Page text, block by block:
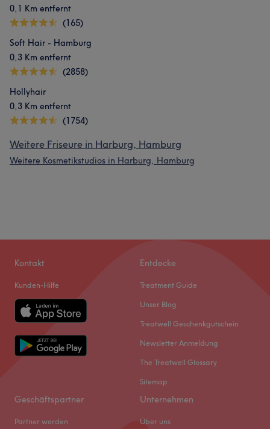
Was unsere Kunden über Hati sagen
Kompetent 12
Freundlich
Was unsere Kunden über Sandra sagen
0,1 Km entfernt
(165)
Soft Hair - Hamburg
0,3 Km entfernt
(2858)
Hollyhair
0,3 Km entfernt
(1754)
Weitere Friseure in Harburg, Hamburg
Weitere Kosmetikstudios in Harburg, Hamburg
Kontakt
Kunden-Hilfe
Entdecke
Treatment Guide
Unser Blog
Treatwell Geschenkgutschein
Newsletter Anmeldung
The Treatwell Glossary
Sitemap
Geschäftspartner
Partner werden
Unternehmen
Über uns